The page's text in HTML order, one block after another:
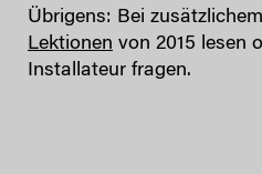
Übrigens: Bei
Lektionen von 2015 lesen
Installateur fragen.